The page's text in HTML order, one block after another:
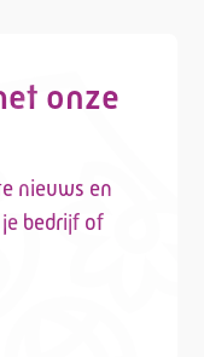
onze
nieuws en
bedrijf of